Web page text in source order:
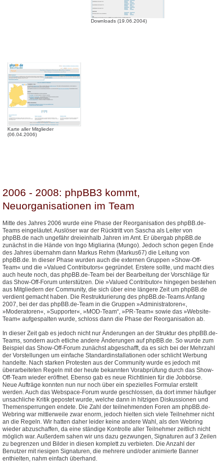
Downloads (19.06.2004)
Karte aller Mitglieder
(06.04.2006)
2006 - 2008: phpBB3 kommt,
Neuorganisationen im Team
Mitte des Jahres 2006 wurde eine Phase der Reorganisation des phpBB.de-
Teams eingeläutet. Auslöser war der Rücktritt von Sascha als Leiter von
phpBB.de nach ungefähr dreieinhalb Jahren im Amt. Er übergab phpBB.de
zunächst in die Hände von Ingo Migliarina (Mungo). Jedoch schon gegen Ende
des Jahres übernahm dann Markus Rehm (Markus67) die Leitung von
phpBB.de. In dieser Phase wurden auch die externen Gruppen »Show-Off-
Team« und die »Valued Contributors« gegründet. Erstere sollte, und macht dies
auch heute noch, das phpBB.de-Team bei der Bearbeitung der Vorschläge für
das Show-Off-Forum unterstützen. Die »Valued Contributor« hingegen bestehen
aus Mitgliedern der Community, die sich über eine längere Zeit um phpBB.de
verdient gemacht haben. Die Restrukturierung des phpBB.de-Teams Anfang
2007, bei der das phpBB.de-Team in die Gruppen »Administratoren«,
»Moderatoren«, »Supporter«, »MOD-Team“, »PR-Team« sowie das »Website-
Team« aufgespalten wurde, schloss dann die Phase der Reorganisation ab.
In dieser Zeit gab es jedoch nicht nur Änderungen an der Struktur des phpBB.de-
Teams, sondern auch etliche andere Änderungen auf phpBB.de. So wurde zum
Beispiel das Show-Off-Forum zunächst abgeschafft, da es sich bei der Mehrzahl
der Vorstellungen um einfache Standardinstallationen oder schlicht Werbung
handelte. Nach starken Protesten aus der Community wurde es jedoch mit
überarbeiteten Regeln mit der heute bekannten Vorabprüfung durch das Show-
Off-Team wieder eröffnet. Ebenso gab es neue Richtlinien für die Jobbörse.
Neue Aufträge konnten nun nur noch über ein spezielles Formular erstellt
werden. Auch das Webspace-Forum wurde geschlossen, da dort immer häufiger
unsachliche Kritik gepostet wurde, welche dann in hitzigen Diskussionen und
Themensperrungen endete. Die Zahl der teilnehmenden Foren am phpBB.de-
Webring war mittlerweile zwar enorm, jedoch hielten sich viele Teilnehmer nicht
an die Regeln. Wir hatten daher leider keine andere Wahl, als den Webring
wieder abzuschaffen, da eine ständige Kontrolle aller Teilnehmer zeitlich nicht
möglich war. Außerdem sahen wir uns dazu gezwungen, Signaturen auf 3 Zeilen
zu begrenzen und Bilder in diesen komplett zu verbieten. Die Anzahl der
Benutzer mit riesigen Signaturen, die mehrere und/oder animierte Banner
enthielten, nahm einfach überhand.